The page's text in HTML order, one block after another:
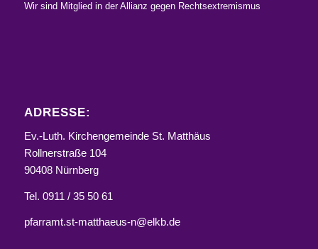
Wir sind Mitglied in der Allianz gegen Rechtsextremismus
ADRESSE:
Ev.-Luth. Kirchengemeinde St. Matthäus
Rollnerstraße 104
90408 Nürnberg
Tel. 0911 / 35 50 61
pfarramt.st-matthaeus-n@elkb.de